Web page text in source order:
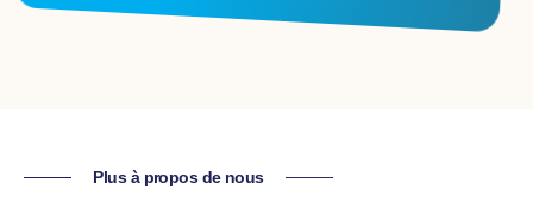
Plus à propos de nous